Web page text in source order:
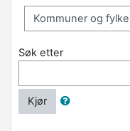
Søk etter
Kjør